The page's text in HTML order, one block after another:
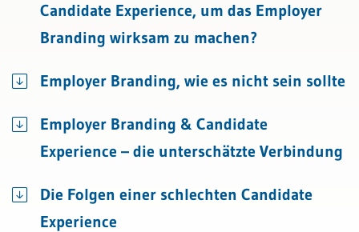
Candidate Experience, um das Employer
Branding wirksam zu machen?
Employer Branding, wie es nicht sein sollte
Employer Branding & Candidate
Experience – die unterschätzte Verbindung
Die Folgen einer schlechten Candidate
Experience